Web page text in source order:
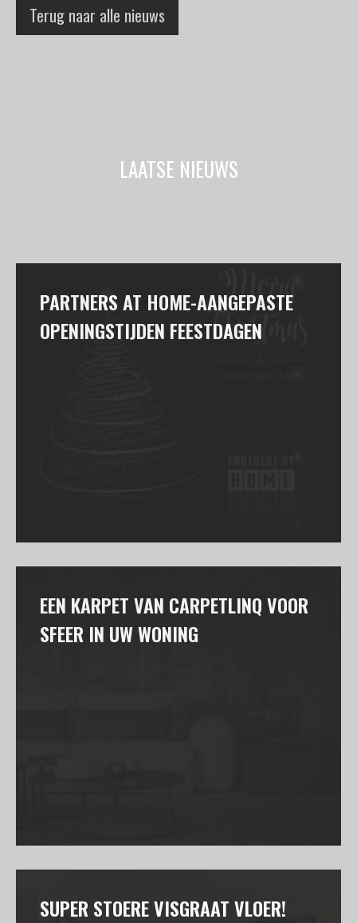
Terug naar alle nieuws
LAATSE NIEUWS
PARTNERS AT HOME-AANGEPASTE
OPENINGSTIJDEN FEESTDAGEN
EEN KARPET VAN CARPETLINQ VOOR
SFEER IN UW WONING
SUPER STOERE VISGRAAT VLOER!